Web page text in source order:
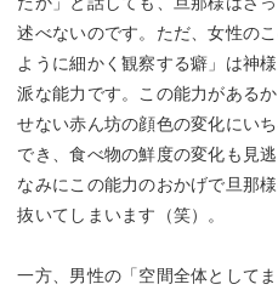
述べないのです。ただ、女性の
ように細かく観察する癖」は神
派な能力です。この能力がある
せない赤ん坊の顔色の変化にい
でき、食べ物の鮮度の変化も見
なみにこの能力のおかげで旦那
抜いてしまいます（笑）。
一方、男性の「空間全体として